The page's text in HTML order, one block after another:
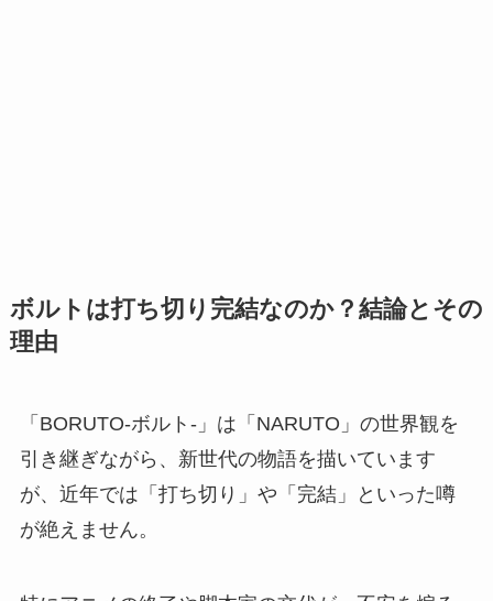
ボルトは打ち切り完結なのか？結論とその
理由
「BORUTO-ボルト-」は「NARUTO」の世界観を
引き継ぎながら、新世代の物語を描いています
が、近年では「打ち切り」や「完結」といった噂
が絶えません。